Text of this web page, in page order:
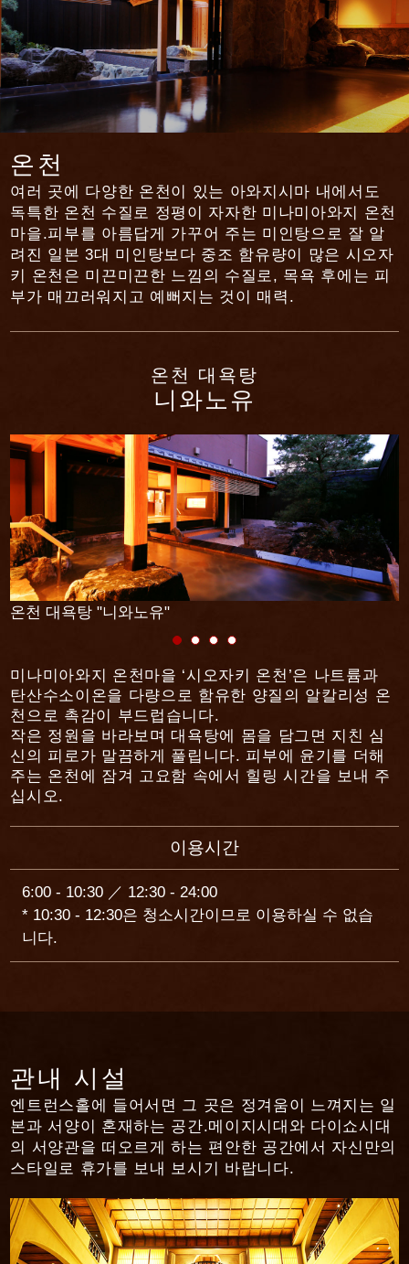
온천
여러 곳에 다양한 온천이 있는 아와지시마 내에서도
독특한 온천 수질로 정평이 자자한 미나미아와지 온천
마을.피부를 아름답게 가꾸어 주는 미인탕으로 잘 알
려진 일본 3대 미인탕보다 중조 함유량이 많은 시오자
키 온천은 미끈미끈한 느낌의 수질로, 목욕 후에는 피
부가 매끄러워지고 예뻐지는 것이 매력.
온천 대욕탕
니와노유
온천 대욕탕 "니와노유"
미나미아와지 온천마을 ‘시오자키 온천’은 나트륨과
탄산수소이온을 다량으로 함유한 양질의 알칼리성 온
천으로 촉감이 부드럽습니다.
작은 정원을 바라보며 대욕탕에 몸을 담그면 지친 심
신의 피로가 말끔하게 풀립니다. 피부에 윤기를 더해
주는 온천에 잠겨 고요함 속에서 힐링 시간을 보내 주
십시오.
이용시간
6:00 - 10:30 ／ 12:30 - 24:00
* 10:30 - 12:30은 청소시간이므로 이용하실 수 없습
니다.
관내 시설
엔트런스홀에 들어서면 그 곳은 정겨움이 느껴지는 일
본과 서양이 혼재하는 공간.메이지시대와 다이쇼시대
의 서양관을 떠오르게 하는 편안한 공간에서 자신만의
스타일로 휴가를 보내 보시기 바랍니다.